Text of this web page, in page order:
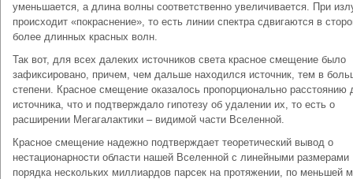
уменьшается, а длина волны соответственно увеличивается. При
происходит «покраснение», то есть линии спектра сдвигаются в
более длинных красных волн.
Так вот, для всех далеких источников света красное смещение было
зафиксировано, причем, чем дальше находился источник, тем в
степени. Красное смещение оказалось пропорционально расстоянию
источника, что и подтверждало гипотезу об удалении их, то есть о
расширении Мегагалактики – видимой части Вселенной.
Красное смещение надежно подтверждает теоретический вывод о
нестационарности области нашей Вселенной с линейными размерами
порядка нескольких миллиардов парсек на протяжении, по меньшей